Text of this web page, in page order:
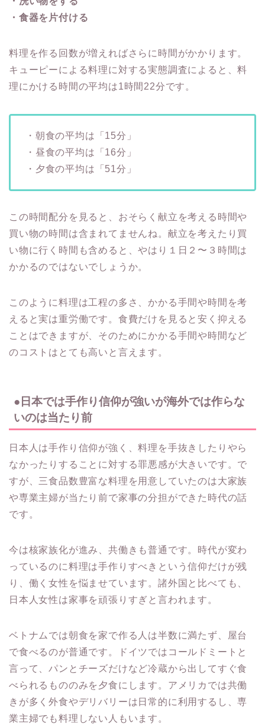
・食器を片付ける
料理を作る回数が増えればさらに時間がかかります。
キューピーによる料理に対する実態調査によると、料
理にかける時間の平均は1時間22分です。
・朝食の平均は「15分」
・昼食の平均は「16分」
・夕食の平均は「51分」
この時間配分を見ると、おそらく献立を考える時間や
買い物の時間は含まれてませんね。献立を考えたり買
い物に行く時間も含めると、やはり１日２〜３時間は
かかるのではないでしょうか。
このように料理は工程の多さ、かかる手間や時間を考
えると実は重労働です。食費だけを見ると安く抑える
ことはできますが、そのためにかかる手間や時間など
のコストはとても高いと言えます。
●日本では手作り信仰が強いが海外では作らな
いのは当たり前
日本人は手作り信仰が強く、料理を手抜きしたりやら
なかったりすることに対する罪悪感が大きいです。で
すが、三食品数豊富な料理を用意していたのは大家族
や専業主婦が当たり前で家事の分担ができた時代の話
です。
今は核家族化が進み、共働きも普通です。時代が変わ
っているのに料理は手作りすべきという信仰だけが残
り、働く女性を悩ませています。諸外国と比べても、
日本人女性は家事を頑張りすぎと言われます。
ベトナムでは朝食を家で作る人は半数に満たず、屋台
で食べるのが普通です。ドイツではコールドミートと
言って、パンとチーズだけなど冷蔵から出してすぐ食
べられるもののみを夕食にします。アメリカでは共働
きが多く外食やデリバリーは日常的に利用するし、専
業主婦でも料理しない人もいます。